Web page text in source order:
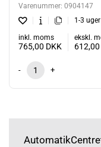
Varenummer: 0904147
1-3 uger
inkl. moms
765,00 DKK
ekskl.
612,00
- +